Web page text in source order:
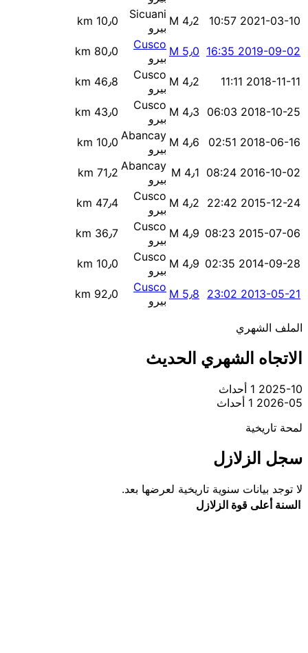
2021-03-10 10:57 M 4٫2 Sicuani
بيرو
10٫0 km
2019-09-02 16:35 M 5٫0 Cusco
بيرو
80٫0 km
2018-11-11 11:11 M 4٫2 Cusco
بيرو
46٫8 km
2018-10-25 06:03 M 4٫3 Cusco
بيرو
43٫0 km
2018-06-16 02:51 M 4٫6 Abancay
بيرو
10٫0 km
2016-10-02 08:24 M 4٫1 Abancay
بيرو
71٫2 km
2015-12-24 22:42 M 4٫2 Cusco
بيرو
47٫4 km
2015-07-06 08:23 M 4٫9 Cusco
بيرو
36٫7 km
2014-09-28 02:35 M 4٫9 Cusco
بيرو
10٫0 km
2013-05-21 23:02 M 5٫8 Cusco
بيرو
92٫0 km
الملف الشهري
الاتجاه الشهري الحديث
2025-10 1 أحداث
2026-05 1 أحداث
لمحة تاريخية
سجل الزلازل
لا توجد بيانات سنوية تاريخية لعرضها بعد.
السنة أعلى قوة الزلازل